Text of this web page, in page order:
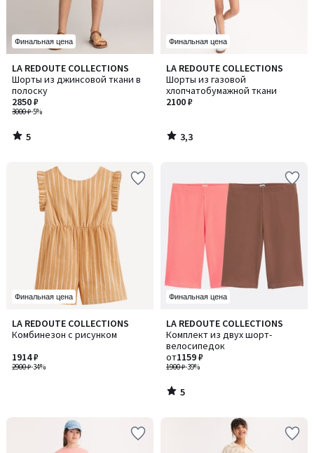
Финальная цена
LA REDOUTE COLLECTIONS
Шорты из джинсовой ткани в
полоску
3000 ₽-5%
2850 ₽
5
/
5
5
/
Финальная цена
LA REDOUTE COLLECTIONS
Шорты из газовой
хлопчатобумажной ткани
2100 ₽
3,3
/ 5
3,3
/
Финальная цена
LA REDOUTE COLLECTIONS
Комбинезон с рисунком
2900 ₽-34%
1914 ₽
Финальная цена
LA REDOUTE COLLECTIONS
Комплект из двух шорт-
велосипедок
1900 ₽-39%
от1159 ₽
5
/
5
5
/